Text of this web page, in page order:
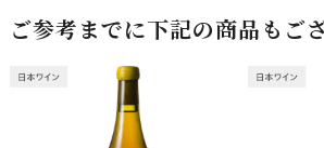
ご参考までに下記の商品もご